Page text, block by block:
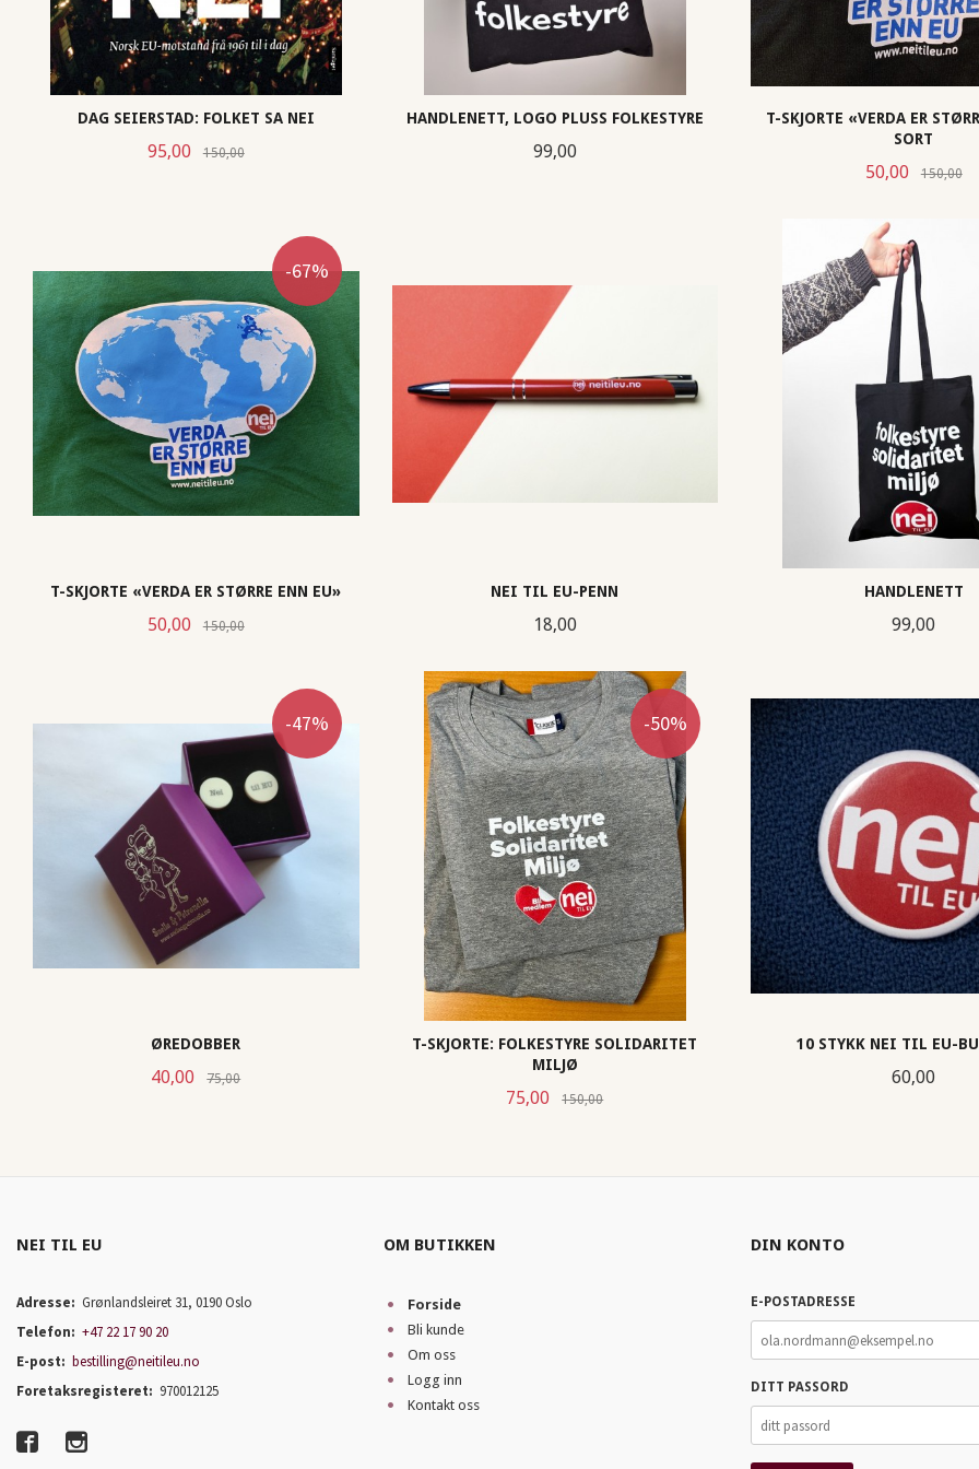
DAG SEIERSTAD: FOLKET SA NEI
Tilbud
95,00 150,00Rabatt
HANDLENETT, LOGO PLUSS FOLKESTYRE
Pris
99,00
T-SKJORTE «VERDA ER
SORT
Tilbud
50,00 150,00
LES MER
T-SKJORTE «VERDA ER STØRRE ENN EU»
Tilbud
50,00 150,00Rabatt
-67%
NEI TIL EU-PENN
Pris
18,00
KJØP
HANDLENETT
Pris
99,00
ØREDOBBER
Tilbud
40,00 75,00Rabatt
-47%
T-SKJORTE: FOLKESTYRE SOLIDARITET
MILJØ
Tilbud
75,00 150,00Rabatt
-50%
10 STYKK NEI TIL EU-
Pris
60,00
NEI TIL EU
Adresse: Grønlandsleiret 31, 0190 Oslo
Telefon: +47 22 17 90 20
E-post: bestilling@neitileu.no
Foretaksregisteret: 970012125
OM BUTIKKEN
Forside
Bli kunde
Om oss
Logg inn
Kontakt oss
DIN KONTO
E-POSTADRESSE
DITT PASSORD